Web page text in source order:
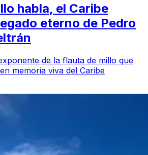
habla, el Caribe
eterno de Pedro
de la flauta de millo que
memoria viva del Caribe